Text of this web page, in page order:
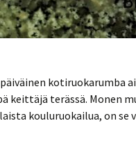
kotiruokarumba
keittäjä terässä. Monen
kouluruokailua, on se